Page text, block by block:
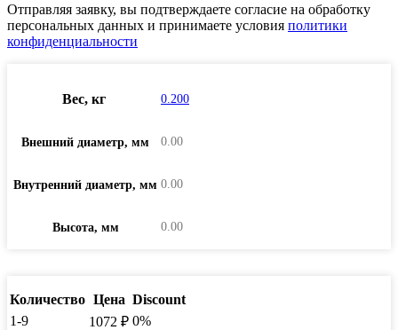
Отправляя заявку, вы подтверждаете согласие на обработку
персональных данных и принимаете условия политики
конфиденциальности
Вес, кг 0.200
Внешний диаметр, мм 0.00
Внутренний диаметр, мм 0.00
Высота, мм 0.00
Количество Цена Discount
1-9
1072 ₽ 0%